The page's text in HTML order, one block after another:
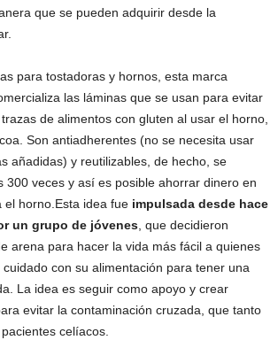
que se pueden adquirir desde la
para tostadoras y hornos, esta marca
las láminas que se usan para evitar
de alimentos con gluten al usar el horno,
Son antiadherentes (no se necesita usar
añadidas) y reutilizables, de hecho, se
300 veces y así es posible ahorrar dinero en
el horno.Esta idea fue impulsada desde hace
un grupo de jóvenes, que decidieron
arena para hacer la vida más fácil a quienes
con su alimentación para tener una
La idea es seguir como apoyo y crear
evitar la contaminación cruzada, que tanto
celíacos.